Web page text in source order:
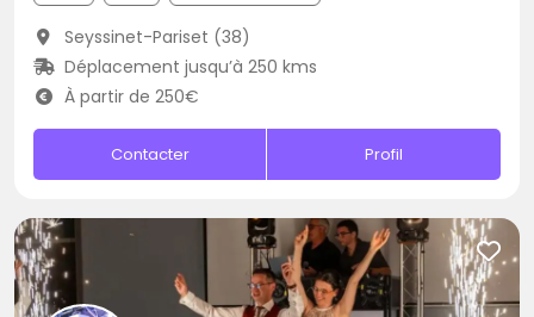
Seyssinet-Pariset (38)
Déplacement jusqu’à 250 kms
À partir de 250€
Contacter Profil